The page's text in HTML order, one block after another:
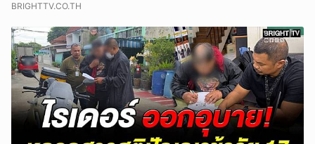
BRIGHTTV.CO.TH